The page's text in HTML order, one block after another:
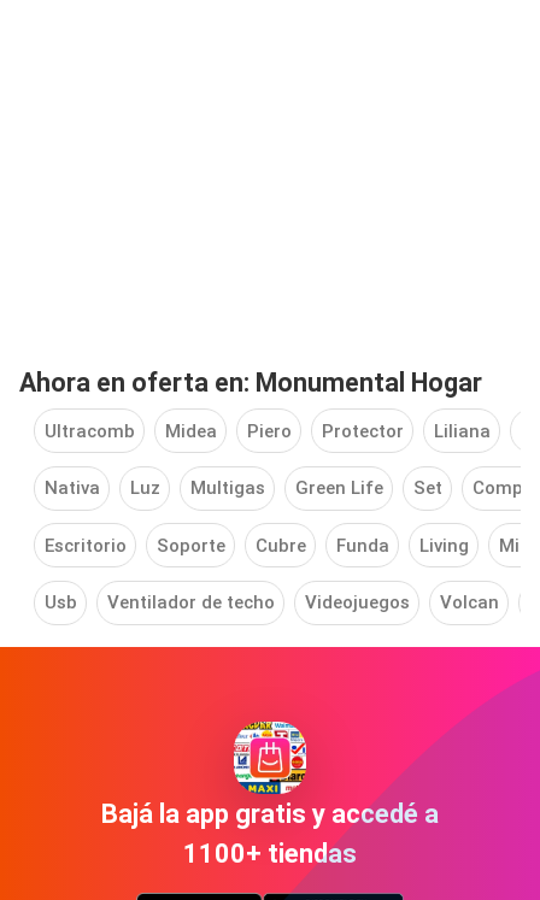
Ahora en oferta en: Monumental Hogar
Ultracomb Midea Piero Protector Liliana
Nativa Luz Multigas Green Life Set
Escritorio Soporte Cubre Funda Living
Usb Ventilador de techo Videojuegos Volcan
Bajá la app gratis y accedé a
1100+ tiendas